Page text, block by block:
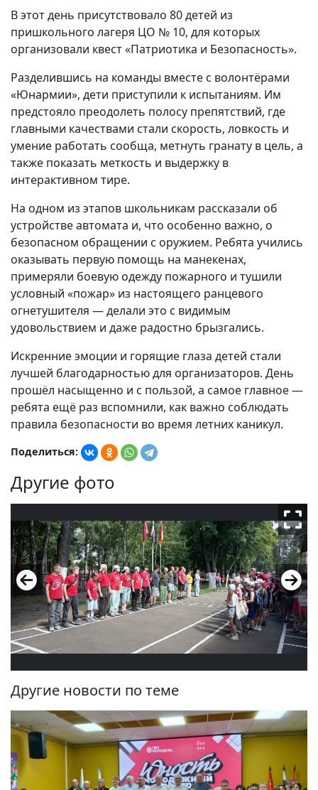
В этот день присутствовало 80 детей из
пришкольного лагеря ЦО № 10, для которых
организовали квест «Патриотика и Безопасность».
Разделившись на команды вместе с волонтёрами
«Юнармии», дети приступили к испытаниям. Им
предстояло преодолеть полосу препятствий, где
главными качествами стали скорость, ловкость и
умение работать сообща, метнуть гранату в цель, а
также показать меткость и выдержку в
интерактивном тире.
На одном из этапов школьникам рассказали об
устройстве автомата и, что особенно важно, о
безопасном обращении с оружием. Ребята учились
оказывать первую помощь на манекенах,
примеряли боевую одежду пожарного и тушили
условный «пожар» из настоящего ранцевого
огнетушителя — делали это с видимым
удовольствием и даже радостно брызгались.
Искренние эмоции и горящие глаза детей стали
лучшей благодарностью для организаторов. День
прошёл насыщенно и с пользой, а самое главное —
ребята ещё раз вспомнили, как важно соблюдать
правила безопасности во время летних каникул.
Поделиться:
Другие фото
Другие новости по теме